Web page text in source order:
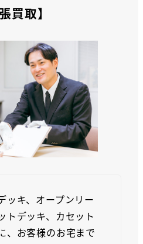
買取】
ッキ、オープンリー
トデッキ、カセット
、お客様のお宅まで